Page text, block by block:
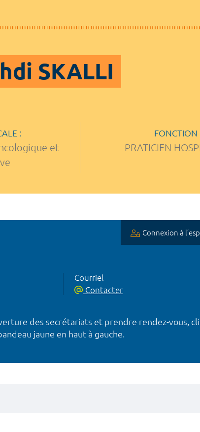
SKALLI
:
et
FONCTION
PRATICIEN
Connexion à
Courriel
Contacter
des secrétariats et prendre rendez-vous,
jaune en haut à gauche.